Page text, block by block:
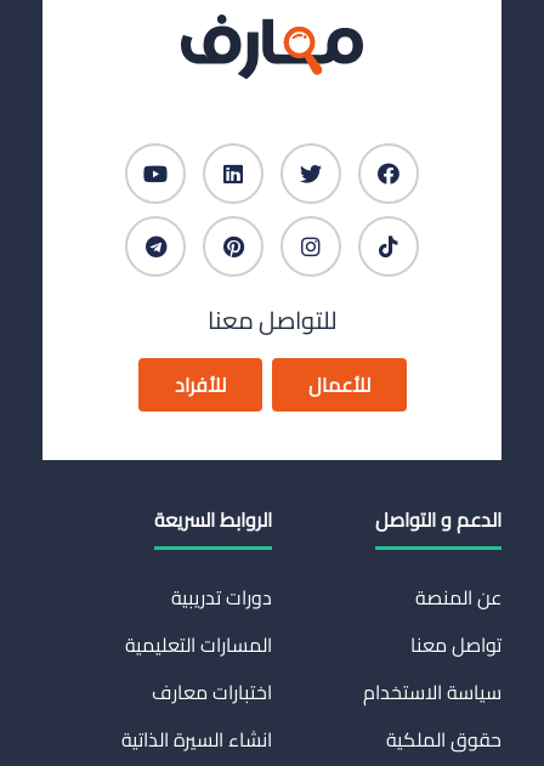
للتواصل معنا
للأعمال للأفراد
الدعم و التواصل
عن المنصة
تواصل معنا
سياسة الاستخدام
حقوق الملكية
الروابط السريعة
دورات تدريبية
المسارات التعليمية
اختبارات معارف
انشاء السيرة الذاتية